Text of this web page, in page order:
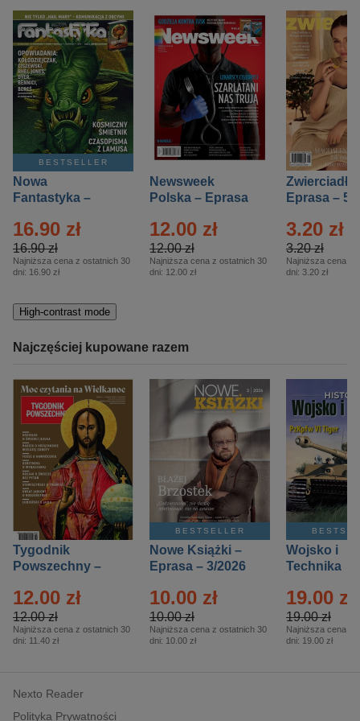
BESTSELLER
Nowa
Fantastyka –
16.90 zł
16.90 zł
Najniższa cena z ostatnich 30
dni: 16.90 zł
Newsweek
Polska – Eprasa
12.00 zł
12.00 zł
Najniższa cena z ostatnich 30
dni: 12.00 zł
Zwierciadło
Eprasa – 5/
3.20 zł
3.20 zł
Najniższa cena z
dni: 3.20 zł
High-contrast mode
Najczęściej kupowane razem
Tygodnik
Powszechny –
12.00 zł
12.00 zł
Najniższa cena z ostatnich 30
dni: 11.40 zł
BESTSELLER
Nowe Książki –
Eprasa – 3/2026
10.00 zł
10.00 zł
Najniższa cena z ostatnich 30
dni: 10.00 zł
Wojsko i
Technika
– 2/2026
19.00 zł
19.00 zł
Najniższa cena z
dni: 19.00 zł
Nexto Reader
Polityka Prywatności